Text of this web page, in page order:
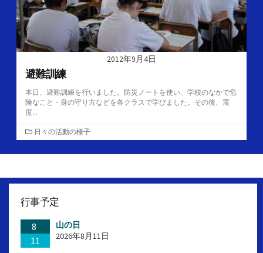
2012年9月4日
避難訓練
本日、避難訓練を行いました。防災ノートを使い、学校のなかで危
険なこと・身の守り方などを各クラスで学びました。その後、震
度...
カ
テ
ゴ
日々の活動の様子
行事予定
8
11
山の日
2026年8月11日